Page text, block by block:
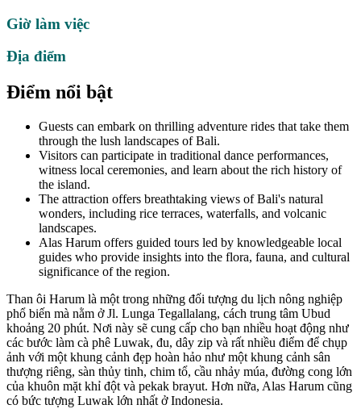
Giờ làm việc
Địa điểm
Điểm nổi bật
Guests can embark on thrilling adventure rides that take them
through the lush landscapes of Bali.
Visitors can participate in traditional dance performances,
witness local ceremonies, and learn about the rich history of
the island.
The attraction offers breathtaking views of Bali's natural
wonders, including rice terraces, waterfalls, and volcanic
landscapes.
Alas Harum offers guided tours led by knowledgeable local
guides who provide insights into the flora, fauna, and cultural
significance of the region.
Than ôi Harum là một trong những đối tượng du lịch nông nghiệp
phổ biến mà nằm ở Jl. Lunga Tegallalang, cách trung tâm Ubud
khoảng 20 phút. Nơi này sẽ cung cấp cho bạn nhiều hoạt động như
các bước làm cà phê Luwak, đu, dây zip và rất nhiều điểm để chụp
ảnh với một khung cảnh đẹp hoàn hảo như một khung cảnh sân
thượng riêng, sàn thủy tinh, chim tổ, cầu nhảy múa, đường cong lớn
của khuôn mặt khỉ đột và pekak brayut. Hơn nữa, Alas Harum cũng
có bức tượng Luwak lớn nhất ở Indonesia.